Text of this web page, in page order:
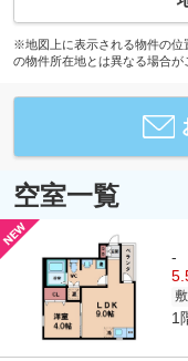
※地図上に表示される物件の位
の物件所在地とは異なる場合が
空室一覧
-
1